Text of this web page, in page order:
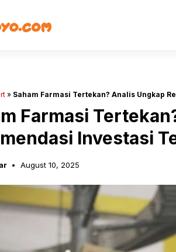
» Saham Farmasi Tertekan? Analis Ungkap
Farmasi
Investasi
August 10, 2025